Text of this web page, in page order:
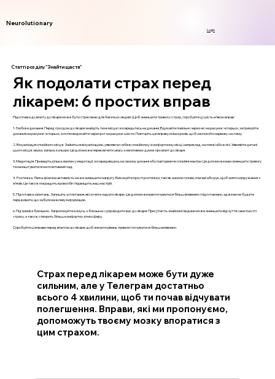
Neurolutionary
Login
Статті розділу "Знайти щастя"
Як подолати страх перед
лікарем: 6 простих вправ
Підготовка до візиту до лікаря може бути стресовою для багатьох людей. Щоб зменшити тривогу і страх, спробуйте ці шість м’яких вправ:
1. Глибоке дихання. Перед походом до лікаря знайдіть тихе місце і зосередьтесь на диханні. Вдихайте повільно через ніс на рахунок чотирьох, затримуйте
дихання на рахунок чотирьох, а потім видихайте через рот на рахунок шести. Повторіть цю вправу кілька разів, щоб заспокоїти нервову систему.
2. Візуалізація спокійного місця. Займіться візуалізацією, уявляючи себе в спокійному і комфортному місці, наприклад, на пляжі або в лісі. Уявляйте деталі
цього місця: звуки, запахи, кольори. Це допоможе переключити увагу з негативних думок про візит до лікаря.
3. Медитація. Проведіть кілька хвилин у медитації, зосередившись на своєму диханні або повторюючи спокійні мантри. Це допоможе вам зменшити тривогу
та налаштуватися на позитивний лад.
4. Розтяжка. Легка фізична активність може зменшити напругу. Виконуйте прості розтяжки, такі як нахили голови, плечей або рук, щоб зняти напруження з
м’язів. Це також покращить кровообіг і підвищить ваш настрій.
5. Підготовка запитань. Запишіть усі питання, які хочете задати лікарю. Це допоможе вам почуватися більш впевнено і підготовлено, адже ви не будете
переживати, що забули важливу інформацію.
6. Підтримка близьких. Запропонуйте комусь з близьких супроводити вас до лікаря. Присутність знайомої людини може зменшити відчуття самотності і
страху, а також створить більш комфортну атмосферу.
Спробуйте ці вправи перед візитом до лікаря, щоб знизити рівень тривоги і почуватися більш впевнено.
Страх перед лікарем може бути дуже
сильним, але у Телеграм достатньо
всього 4 хвилини, щоб ти почав відчувати
полегшення. Вправи, які ми пропонуємо,
допоможуть твоєму мозку впоратися з
цим страхом.